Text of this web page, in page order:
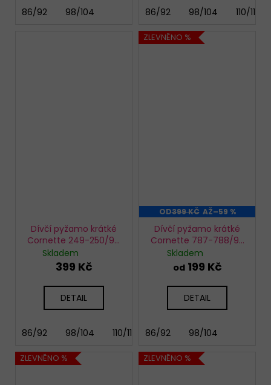
86/92 98/104 86/92 98/104 110/116
Dívčí pyžamo krátké
Cornette 249-250/94
Seahorse
Skladem
399 Kč
DETAIL
86/92 98/104 110/116
ZLEVNĚNO %
OD399 KČ AŽ–59 %
Dívčí pyžamo krátké
Cornette 787-788/92
Panda
Skladem
od199 Kč
DETAIL
86/92 98/104
ZLEVNĚNO % ZLEVNĚNO %